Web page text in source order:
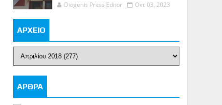
Diogenis Press Editor Οκτ 03, 2023
ΑΡΧΕΙΟ
ΑΡΘΡΑ